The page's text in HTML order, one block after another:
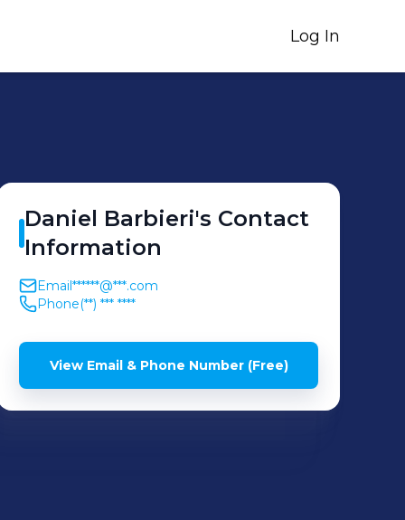
Log In
Daniel Barbieri's Contact
Information
Email******@***.com
Phone(**) *** ****
View Email & Phone Number (Free)